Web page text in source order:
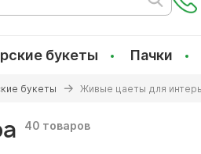
букеты Пачки
букеты Живые цаеты для
40 товаров